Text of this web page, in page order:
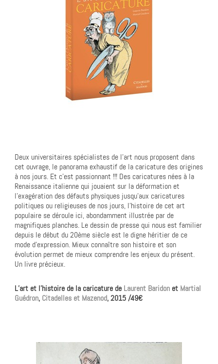
Deux universitaires spécialistes de l’art nous proposent dans
cet ouvrage, le panorama exhaustif de la caricature des origines
à nos jours. Et c’est passionnant !!! Des caricatures nées à la
Renaissance italienne qui jouaient sur la déformation et
l’exagération des défauts physiques jusqu’aux caricatures
politiques ou religieuses de nos jours, l’histoire de cet art
populaire se déroule ici, abondamment illustrée par de
magnifiques planches. Le dessin de presse qui nous est familier
depuis le début du 20ème siècle est le digne héritier de ce
mode d’expression. Mieux connaître son histoire et son
évolution permet de mieux comprendre les enjeux du présent.
Un livre précieux.
L’art et l’histoire de la caricature de Laurent Baridon et Martial
Guédron, Citadelles et Mazenod, 2015 /49€